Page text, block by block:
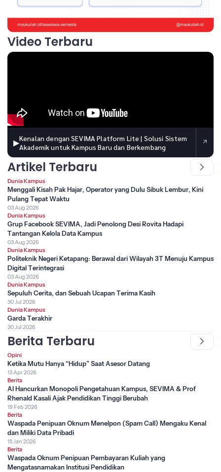
Video Terbaru
▶Kenalan dengan SEVIMA Platform Lite | Solusi Sistem
Akademik untuk Kampus Baru dan Berkembang
Artikel Terbaru
Dunia Kampus
Menggali Kisah Pak Hajar, Operator yang Dulu Sibuk Lembur, Kini
Pulang Tepat Waktu
03 Aug 2026
Dunia Kampus
Grup Facebook SEVIMA, Jadi Penolong Desi Rovita Hadapi
Tantangan Kelola Data Kampus
03 Aug 2026
Dunia Kampus
Politeknik Negeri Ketapang: Berawal dari Wilayah 3T Menuju Kampus
Digital Terintegrasi
03 Aug 2026
Dunia Kampus
Sepuluh Cerita, dan Sebuah Ucapan Terima Kasih
30 Jul 2026
Dunia Kampus
Garda Terakhir
30 Jul 2026
Berita Terbaru
Opini
Ketika Mutu Hanya “Hidup” Saat Asesor Datang
13 Apr 2026
Berita
AI Hancurkan Monopoli Pengetahuan Kampus, SEVIMA & Prof
Rhenald Kasali Ajak Pendidikan Tinggi Berubah
19 Feb 2026
Berita
Waspada Penipuan Oknum Menelpon (Spam Call) Mengaku Kenal
dan Miliki Data Pribadi
15 Jan 2026
Berita
Waspada Oknum Penipuan Pembayaran Kuliah yang
Mengatasnamakan Institusi Pendidikan